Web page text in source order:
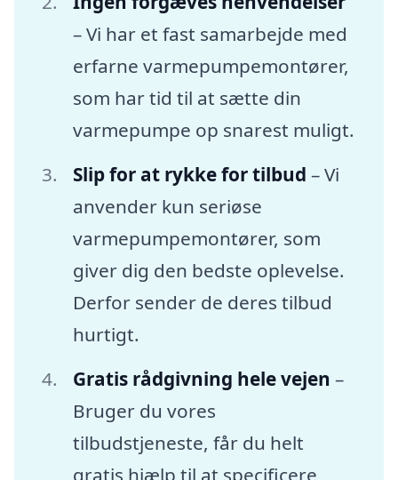
– Vi har et fast samarbejde med
erfarne varmepumpemontører,
som har tid til at sætte din
varmepumpe op snarest muligt.
Slip for at rykke for tilbud – Vi
anvender kun seriøse
varmepumpemontører, som
giver dig den bedste oplevelse.
Derfor sender de deres tilbud
hurtigt.
Gratis rådgivning hele vejen –
Bruger du vores
tilbudstjeneste, får du helt
gratis hjælp til at specificere